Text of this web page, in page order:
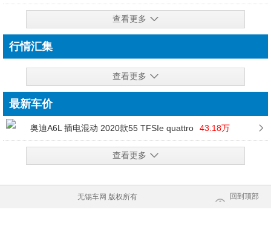
查看更多
行情汇集
查看更多
最新车价
奥迪A6L 插电混动 2020款55 TFSIe quattro 43.18万
查看更多
回到顶部
无锡车网 版权所有